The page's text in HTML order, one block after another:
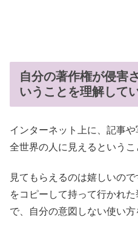
自分の著作権が侵害
いうことを理解して
インターネット上に、記事や
全世界の人に見えるというこ
見てもらえるのは嬉しいの
をコピーして持って行かれ
で、自分の意図しない使い方